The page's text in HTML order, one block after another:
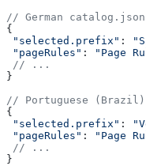
// German catalog.json
{
"selected.prefix" :
"pageRules" : "Page
// ...
}
// Portuguese
{
"selected.prefix" :
"pageRules" : "Page
// ...
}